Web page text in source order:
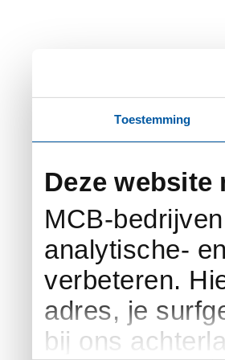
Toestemming
Deze
MCB-
analytische-
verbeteren.
adres, je
bij ons